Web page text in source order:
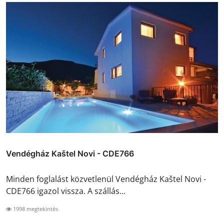
Vendégház Kaštel Novi - CDE766
Minden foglalást közvetlenül Vendégház Kaštel Novi -
CDE766 igazol vissza. A szállás...
1998 megtekintés